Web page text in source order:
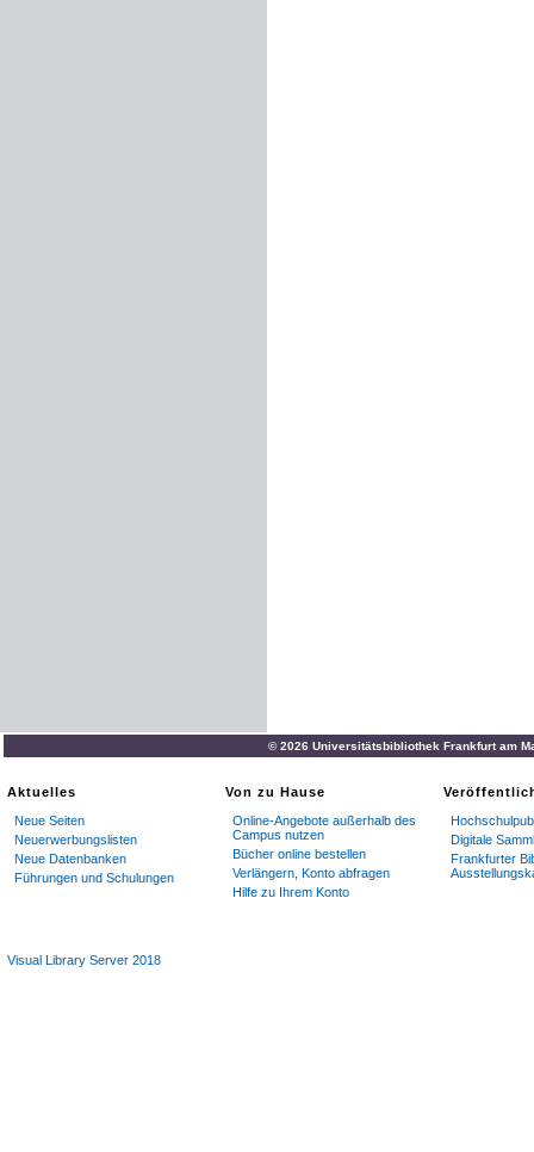
© 2026 Universitätsbibliothek Frankfurt am
Aktuelles
Neue Seiten
Neuerwerbungslisten
Neue Datenbanken
Führungen und Schulungen
Von zu Hause
Online-Angebote außerhalb des
Campus nutzen
Bücher online bestellen
Verlängern, Konto abfragen
Hilfe zu Ihrem Konto
Digitale
Frankfurter
Visual Library Server 2018